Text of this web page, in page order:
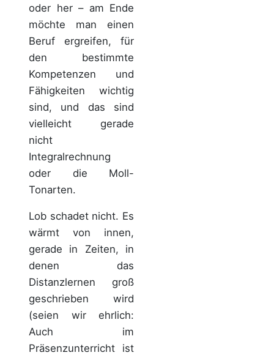
oder her – am Ende
möchte man einen
Beruf ergreifen, für
den bestimmte
Kompetenzen und
Fähigkeiten wichtig
sind, und das sind
vielleicht gerade
nicht
Integralrechnung
oder die Moll-
Tonarten.
Lob schadet nicht. Es
wärmt von innen,
gerade in Zeiten, in
denen das
Distanzlernen groß
geschrieben wird
(seien wir ehrlich:
Auch im
Präsenzunterricht ist